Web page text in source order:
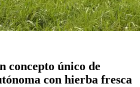
concepto único de
con hierba fresca